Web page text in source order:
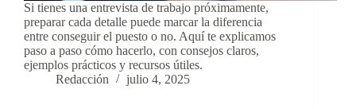
Si tienes una entrevista de trabajo próximamente,
preparar cada detalle puede marcar la diferencia
entre conseguir el puesto o no. Aquí te explicamos
paso a paso cómo hacerlo, con consejos claros,
ejemplos prácticos y recursos útiles.
Redacción
julio 4, 2025